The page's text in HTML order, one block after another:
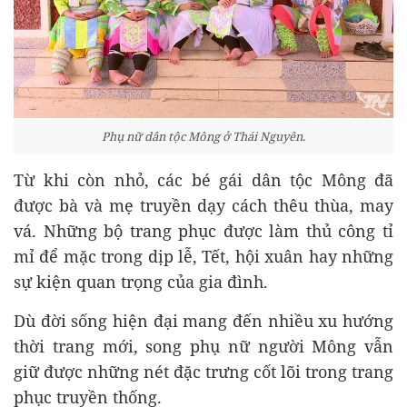
Phụ nữ dân tộc Mông ở Thái Nguyên.
Từ khi còn nhỏ, các bé gái dân tộc Mông đã
được bà và mẹ truyền dạy cách thêu thùa, may
vá. Những bộ trang phục được làm thủ công tỉ
mỉ để mặc trong dịp lễ, Tết, hội xuân hay những
sự kiện quan trọng của gia đình.
Dù đời sống hiện đại mang đến nhiều xu hướng
thời trang mới, song phụ nữ người Mông vẫn
giữ được những nét đặc trưng cốt lõi trong trang
phục truyền thống.